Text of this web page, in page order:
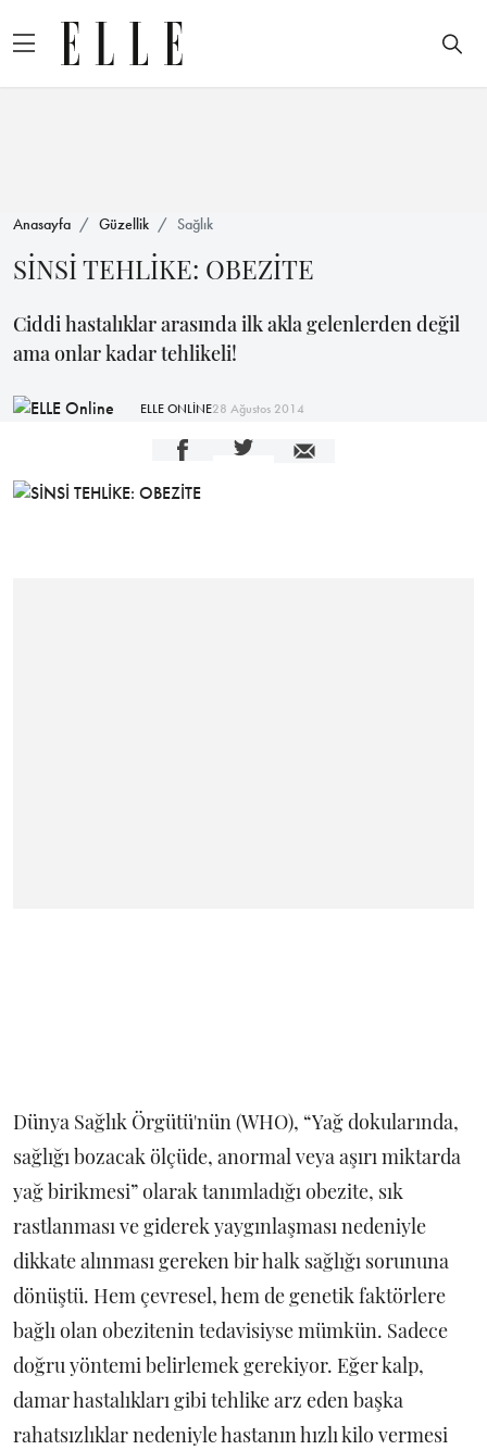
Anasayfa Güzellik Sağlık
SİNSİ TEHLİKE: OBEZİTE
Ciddi hastalıklar arasında ilk akla gelenlerden değil
ama onlar kadar tehlikeli!
ELLE ONLİNE28 Ağustos 2014
Dünya Sağlık Örgütü'nün (WHO), “Yağ dokularında,
sağlığı bozacak ölçüde, anormal veya aşırı miktarda
yağ birikmesi” olarak tanımladığı obezite, sık
rastlanması ve giderek yaygınlaşması nedeniyle
dikkate alınması gereken bir halk sağlığı sorununa
dönüştü. Hem çevresel, hem de genetik faktörlere
bağlı olan obezitenin tedavisiyse mümkün. Sadece
doğru yöntemi belirlemek gerekiyor. Eğer kalp,
damar hastalıkları gibi tehlike arz eden başka
rahatsızlıklar nedeniyle hastanın hızlı kilo vermesi